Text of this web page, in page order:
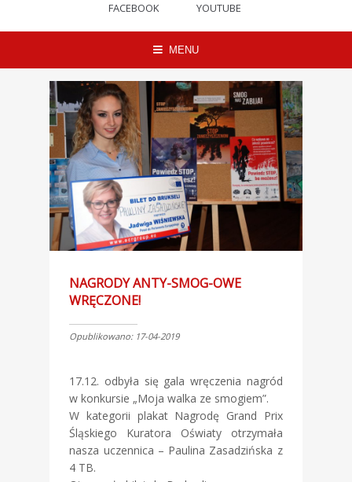
FACEBOOK YOUTUBE
MENU
NAGRODY ANTY-SMOG-OWE
WRĘCZONE!
Opublikowano: 17-04-2019
17.12. odbyła się gala wręczenia nagród
w konkursie „Moja walka ze smogiem”.
W kategorii plakat Nagrodę Grand Prix
Śląskiego Kuratora Oświaty otrzymała
nasza uczennica – Paulina Zasadzińska z
4 TB.